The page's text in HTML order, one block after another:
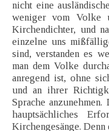
nicht eine
weniger vom Volke
Kirchendichter, und
einzelne uns
sind, verstanden es
man dem Volke
anregend ist, ohne
und an ihrer
Sprache
hauptsächliches
Kirchengesänge.